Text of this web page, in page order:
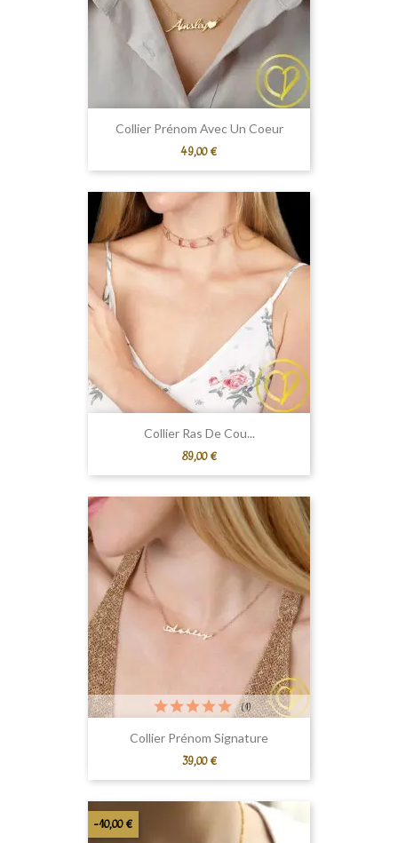
Collier Prénom Avec Un Coeur
Prix
49,00 €
Collier Ras De Cou...
Prix
89,00 €
Collier Prénom Signature
Prix
39,00 €
(1)
-10,00 €